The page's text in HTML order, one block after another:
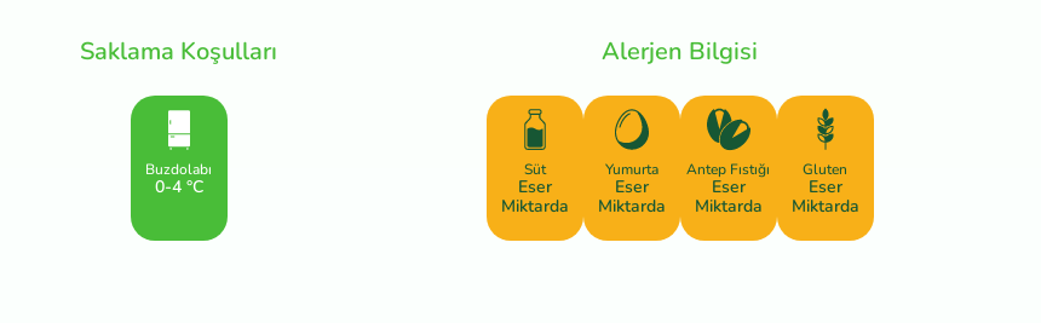
Saklama Koşulları
Buzdolabı
0-4 °C
Alerjen Bilgisi
Süt
Eser
Miktarda
Yumurta
Eser
Miktarda
Antep Fıstığı
Eser
Miktarda
Gluten
Eser
Miktarda